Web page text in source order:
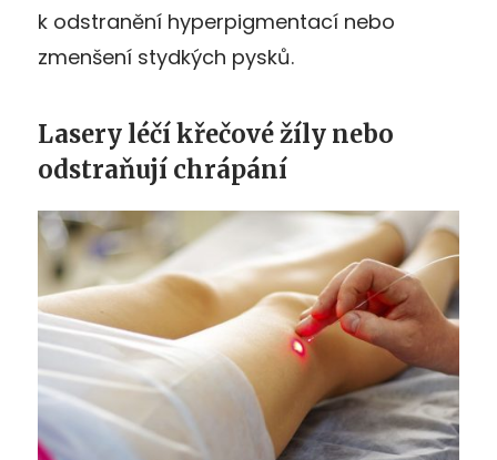
k odstranění hyperpigmentací nebo
zmenšení stydkých pysků.
Lasery léčí křečové žíly nebo
odstraňují chrápání